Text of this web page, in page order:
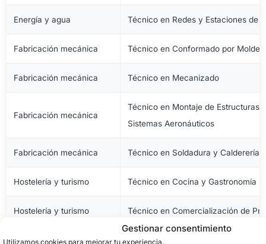
Gestionar consentimiento
Utilizamos cookies para mejorar tu experiencia.
Energía y agua Técnico en Redes y Estaciones de
Fabricación mecánica Técnico en Conformado por
Fabricación mecánica Técnico en Mecanizado
Fabricación mecánica
Técnico en Montaje de Estructuras
Sistemas Aeronáuticos
Fabricación mecánica Técnico en Soldadura y Calderería
Hostelería y turismo Técnico en Cocina y Gastronomía
Hostelería y turismo Técnico en Comercialización de
Hostelería y turismo Técnico en Servicios en